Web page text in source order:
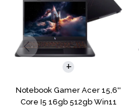
Notebook Gamer Acer 15,6''
Core I5 16gb 512gb Win11
COMPARAR